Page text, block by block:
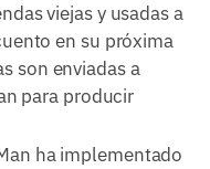
viejas y usadas a
en su próxima
son enviadas a
para producir
ha implementado